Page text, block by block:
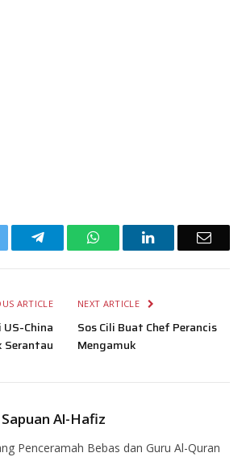
TelegramWhatsAppLinkedIn Email
ARTICLE
China
Serantau
NEXT ARTICLE
Sos Cili Buat Chef Perancis
Mengamuk
Al-Hafiz
Penceramah Bebas dan Guru Al-Quran